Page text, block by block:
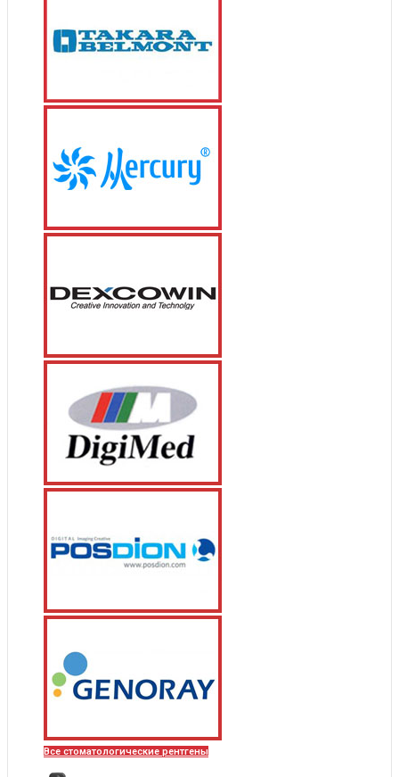
Все стоматологические рентгены